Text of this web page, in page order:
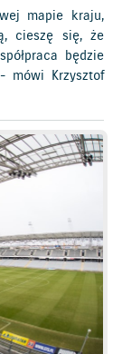
mapie kraju,
cieszę się, że
będzie
mówi Krzysztof